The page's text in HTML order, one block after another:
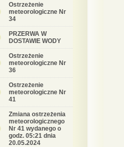
Ostrzeżenie
meteorologiczne Nr
34
PRZERWA W
DOSTAWIE WODY
Ostrzeżenie
meteorologiczne Nr
36
Ostrzeżenie
meteorologiczne Nr
41
Zmiana ostrzeżenia
meteorologicznego
Nr 41 wydanego o
godz. 05:21 dnia
20.05.2024